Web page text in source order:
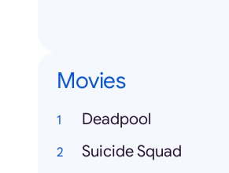
Movies
Deadpool
Suicide Squad